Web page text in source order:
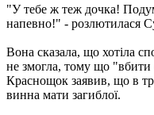
"У тебе ж теж дочка!
напевно!" - розлютилася
Вона сказала, що хотіла
не змогла, тому що
Краснощок заявив, що в
винна мати загиблої.